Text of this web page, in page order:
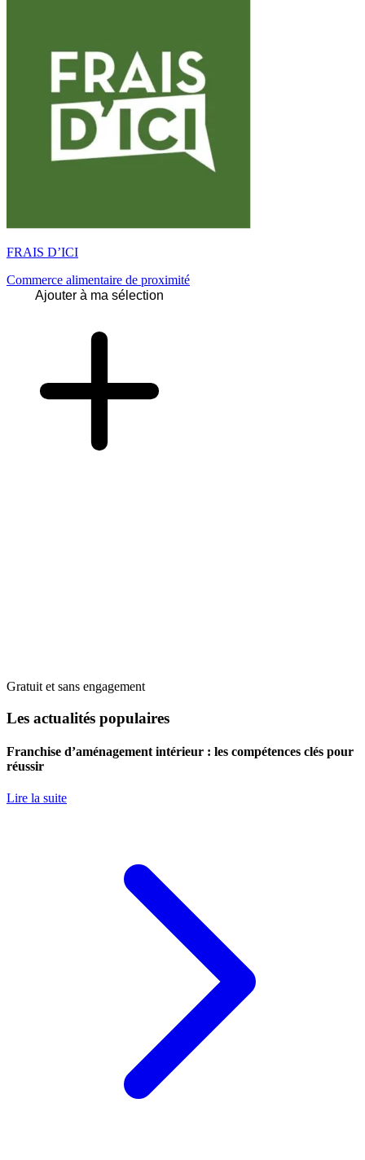
FRAIS D’ICI
Commerce alimentaire de proximité
Ajouter à ma sélection
Gratuit et sans engagement
Les actualités populaires
Franchise d’aménagement intérieur : les compétences clés pour
réussir
Lire la suite